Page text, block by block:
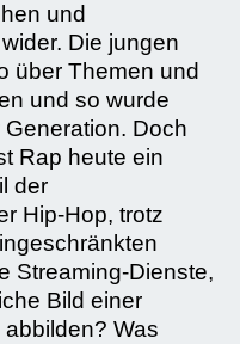
und
Die jungen
über Themen und
und so wurde
Doch
Rap heute ein
der
Hip-Hop, trotz
Streaming-Dienste,
Bild einer
Was